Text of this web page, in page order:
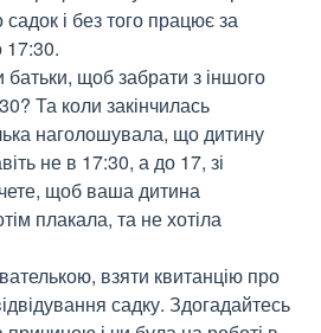
і без того працює за
17:30.
щоб забрати з іншого
Та коли закінчилась
наголошувала, що дитину
не в 17:30, а до 17, зі
щоб ваша дитина
плакала, та не хотіла
взяти квитанцію про
садку. Здогадайтесь